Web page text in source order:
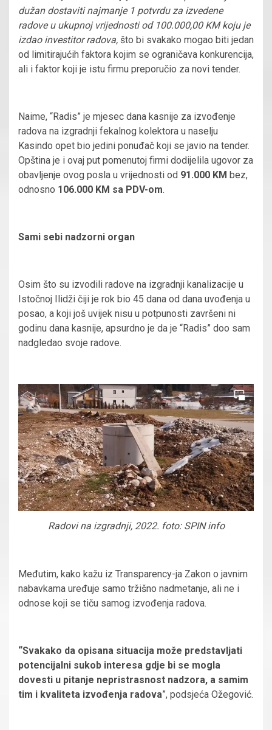
dužan dostaviti najmanje 1 potvrdu za izvedene
radove u ukupnoj vrijednosti od 100.000,00 KM koju je
izdao investitor radova, što bi svakako mogao biti jedan
od limitirajućih faktora kojim se ograničava konkurencija,
ali i faktor koji je istu firmu preporučio za novi tender.
Naime, “Radis” je mjesec dana kasnije za izvođenje
radova na izgradnji fekalnog kolektora u naselju
Kasindo opet bio jedini ponuđač koji se javio na tender.
Opština je i ovaj put pomenutoj firmi dodijelila ugovor za
obavljenje ovog posla u vrijednosti od 91.000 KM bez,
odnosno 106.000 KM sa PDV-om.
Sami sebi nadzorni organ
Osim što su izvodili radove na izgradnji kanalizacije u
Istočnoj Ilidži čiji je rok bio 45 dana od dana uvođenja u
posao, a koji još uvijek nisu u potpunosti završeni ni
godinu dana kasnije, apsurdno je da je “Radis” doo sam
nadgledao svoje radove.
Radovi na izgradnji, 2022. foto: SPIN info
Međutim, kako kažu iz Transparency-ja Zakon o javnim
nabavkama uređuje samo tržišno nadmetanje, ali ne i
odnose koji se tiču samog izvođenja radova.
“Svakako da opisana situacija može predstavljati
potencijalni sukob interesa gdje bi se mogla
dovesti u pitanje nepristrasnost nadzora, a samim
tim i kvaliteta izvođenja radova”, podsjeća Ožegović.